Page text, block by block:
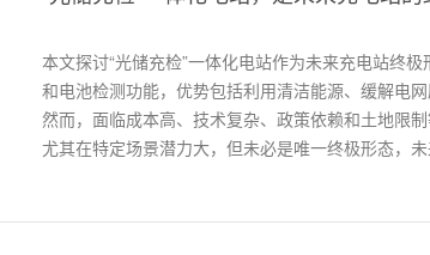
本文探讨“光储充检”一体化电站作为未来充电站终
和电池检测功能，优势包括利用清洁能源、缓解电
然而，面临成本高、技术复杂、政策依赖和土地限
尤其在特定场景潜力大，但未必是唯一终极形态，